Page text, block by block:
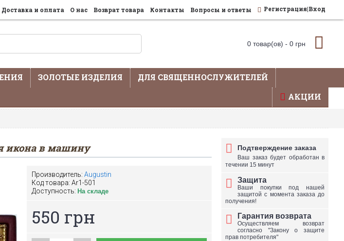
Доставка и оплата О нас Возврат товара Контакты Вопросы и ответы Регистрация|Вход
0 товар(ов) - 0 грн
ЗОЛОТЫЕ ИЗДЕЛИЯ
ДЛЯ СВЯЩЕННОСЛУЖИТЕЛЕЙ
АКЦИИ
На сайте представлена не вся продукция - уточняйте по телефону
Подтверждение заказа
Ваш заказ будет обработан в
течении 15 минут
Защита
Ваши покупки под нашей
защитой с момента заказа до
получения!
Гарантия возврата
Осуществляем возврат
согласно "Закону о защите
прав потребителя"
икона в машину
Производитель: Augustin
Код товара: Ar1-501
Доступность: На складе
550 грн